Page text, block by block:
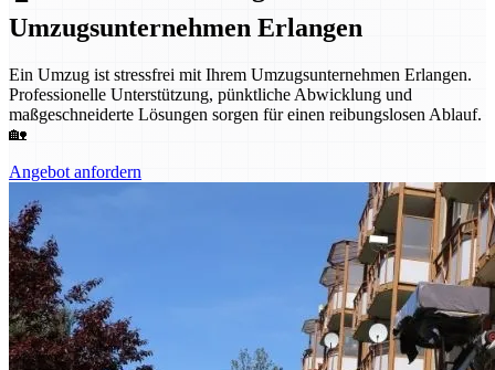
Umzugsunternehmen Erlangen
Ein Umzug ist stressfrei mit Ihrem Umzugsunternehmen Erlangen.
Professionelle Unterstützung, pünktliche Abwicklung und
maßgeschneiderte Lösungen sorgen für einen reibungslosen Ablauf.
🏡
Angebot anfordern